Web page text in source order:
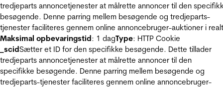
tredjeparts annoncetjenester at målrette annoncer til den
besøgende. Denne parring mellem besøgende og tredjeparts-
tjenester faciliteres gennem online annoncebruger-auktioner i
Maksimal opbevaringstid: 1 dagType: HTTP Cookie
_scidSætter et ID for den specifikke besøgende. Dette tillader
tredjeparts annoncetjenester at målrette annoncer til den
specifikke besøgende. Denne parring mellem besøgende og
tredjeparts-tjenester faciliteres gennem online annoncebruger-